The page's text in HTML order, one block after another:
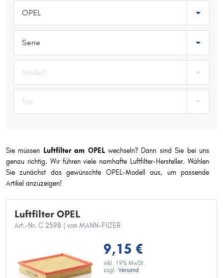
Typ wählen
OPEL
Serie
Modell
Typ
Sie müssen Luftfilter am OPELwechseln? Dann sind Sie bei uns
genau richtig. Wir führen viele namhafte Luftfilter-Hersteller. Wählen
Sie zunächst das gewünschte OPEL-Modell aus, um passende
Artikel anzuzeigen!
Luftfilter OPEL
Art.-Nr. C 2598 | von MANN-FILTER
9,15 €
inkl. 19% MwSt.
zzgl. Versand